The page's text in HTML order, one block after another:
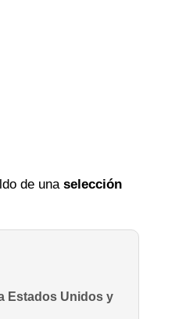
de una selección
Estados Unidos y